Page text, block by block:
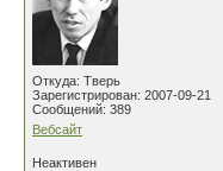
Откуда: Тверь
Зарегистрирован: 2007-09-21
Сообщений: 389
Вебсайт
Неактивен